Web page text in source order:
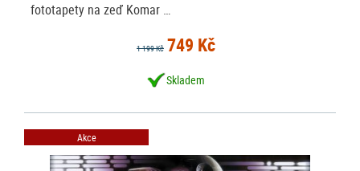
fototapety na zeď Komar …
1 199 Kč 749 Kč
Skladem
Akce